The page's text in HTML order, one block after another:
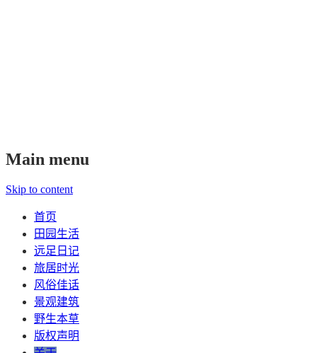
Main menu
Skip to content
首页
田园生活
远足日记
旅居时光
风俗佳话
景观建筑
野生本草
版权声明